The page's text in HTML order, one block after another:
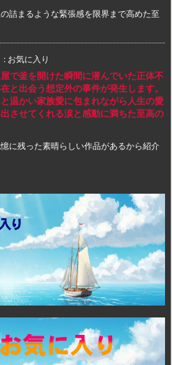
詰まるような緊張感を限界まで高めた至
: お気に入り
で釜を開けた瞬間に潜んでいた正体不
と出会う想定外の事件が発生します。
温かい家族愛に包まれながら人生の愛
させてくれる涙と感動に満ちた至高の
に残った素晴らしい作品があるから紹介